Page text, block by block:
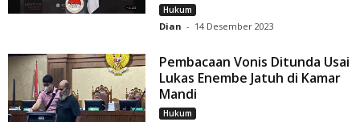
Hukum
Dian - 14 Desember 2023
Pembacaan Vonis Ditunda Usai
Lukas Enembe Jatuh di Kamar
Mandi
Hukum